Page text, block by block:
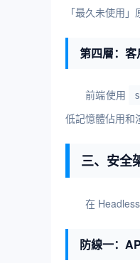
「最久未使用
第四層：
前端使用
低記憶體佔用和
三、安全
在
防線一：